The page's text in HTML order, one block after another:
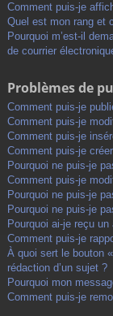
Comment puis-je
Quel est mon rang et
Pourquoi m’est-il
de courrier
Problèmes de
Comment puis-je
Comment puis-je
Comment puis-je
Comment puis-je
Pourquoi ne puis-je
Comment puis-je
Pourquoi ne puis-je
Pourquoi ne puis-je
Pourquoi ai-je reçu
Comment puis-je
À quoi sert le bouton
rédaction d’un sujet ?
Pourquoi mon
Comment puis-je